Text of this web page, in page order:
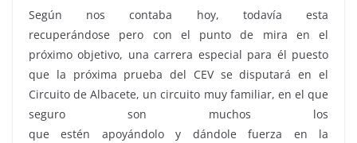
Según nos contaba hoy, todavía esta
recuperándose pero con el punto de mira en el
próximo objetivo, una carrera especial para él puesto
que la próxima prueba del CEV se disputará en el
Circuito de Albacete, un circuito muy familiar, en el que
seguro son muchos los
que estén apoyándolo y dándole fuerza en la